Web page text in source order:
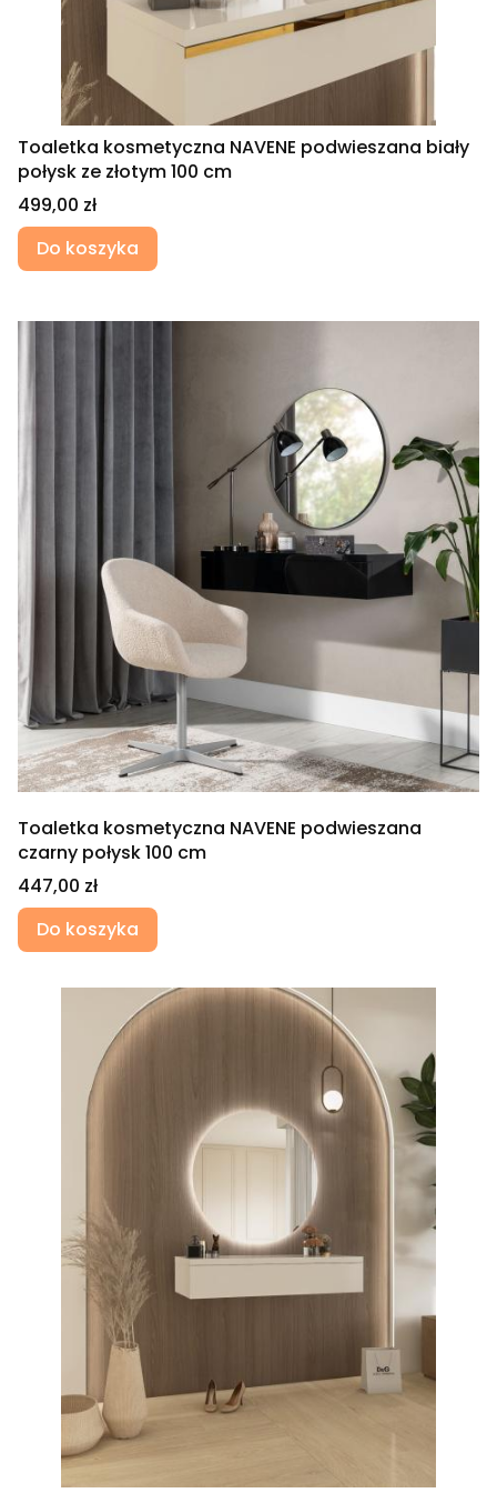
Toaletka kosmetyczna NAVENE podwieszana biały
połysk ze złotym 100 cm
Cena
499,00 zł
Do koszyka
Toaletka kosmetyczna NAVENE podwieszana
czarny połysk 100 cm
Cena
447,00 zł
Do koszyka